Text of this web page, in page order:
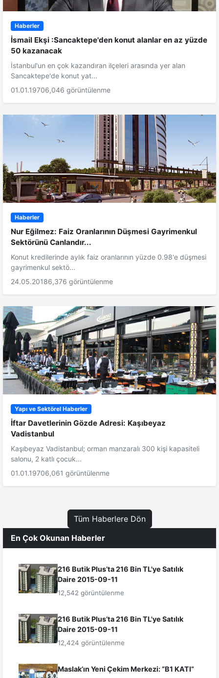
Haberler
İsmail Ekşi :Sancaktepe'den konut alanlar en az yüzde
50 kazanacak
İstanbul'un en çok kazandıran ilçeleri arasında yer alan
Sancaktepe'de konut yat...
01.01.19706,046 görüntülenme
Haberler
Nur Eğilmez: Faiz Oranlarının Düşmesi Gayrimenkul
Sektörünü Canlandır...
Konut kredilerinde aylık faiz oranlarının yüzde 0.98'e düşmesi
gayrimenkul sektö...
24.05.20186,376 görüntülenme
Yapı ve Sektörel Haberler
İftar Davetlerinin Gözde Adresi: Kaşıbeyaz
Vadistanbul
Kaşıbeyaz Vadistanbul; orman manzaralı 300 kişi kapasiteli
salonu, 2 katlı çocuk...
01.01.19706,061 görüntülenme
Tüm Haberlere Dön
En Çok Okunan Haberler
216 Butik Plus’ta 216 Bin TL'ye Satılık
Daire 2015-09-11
12,542 görüntülenme
216 Butik Plus’ta 216 Bin TL'ye Satılık
Daire 2015-09-11
12,424 görüntülenme
Maslak’ın Yeni Çekim Merkezi: “B1 KATI”